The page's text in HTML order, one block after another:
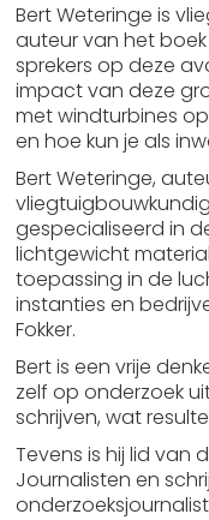
Bert Weteringe is
auteur van het boek
sprekers op deze
impact van deze
met windturbines
en hoe kun je als
Bert Weteringe,
gespecialiseerd in
lichtgewicht
toepassing in de
instanties en
Fokker.
Bert is een vrije
zelf op onderzoek
schrijven, wat
Tevens is hij lid van
Journalisten en